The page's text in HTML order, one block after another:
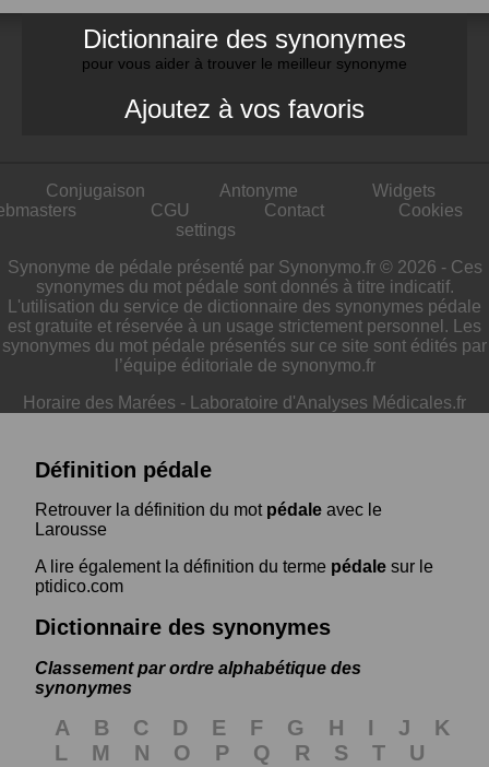
Dictionnaire des synonymes
pour vous aider à trouver le meilleur synonyme
Ajoutez à vos favoris
Conjugaison Antonyme
Widgets
CGU Contact
Cookies
settings
Synonyme de pédale présenté par Synonymo.fr © 2026 - Ces
synonymes du mot pédale sont donnés à titre indicatif.
L'utilisation du service de dictionnaire des synonymes pédale
est gratuite et réservée à un usage strictement personnel. Les
synonymes du mot pédale présentés sur ce site sont édités par
l’équipe éditoriale de synonymo.fr
Horaire des Marées - Laboratoire d'Analyses Médicales.fr
Définition pédale
Retrouver la définition du mot pédale avec le
Larousse
A lire également la définition du terme pédale sur le
ptidico.com
Dictionnaire des synonymes
Classement par ordre alphabétique des
synonymes
A B C D E F G H I J
K
L
M N O P Q R S T
U